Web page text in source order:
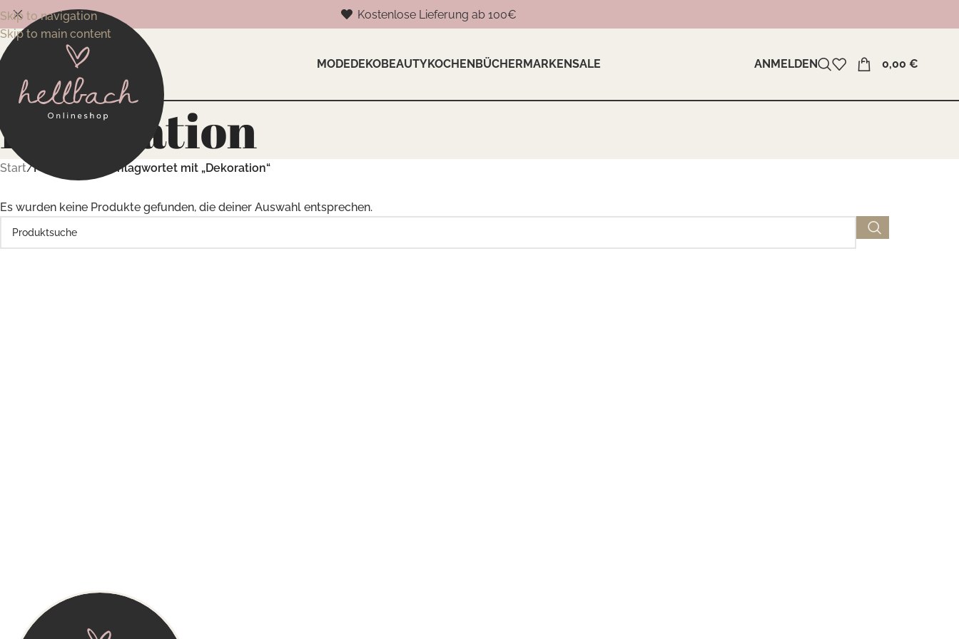
Skip to navigation
Skip to main content
Kostenlose Lieferung ab 100€
MODEDEKOBEAUTYKOCHENBÜCHERMARKENSALE ANMELDEN 0,00 €
Dekoration
Start/Produkte verschlagwortet mit „Dekoration“
Es wurden keine Produkte gefunden, die deiner Auswahl entsprechen.